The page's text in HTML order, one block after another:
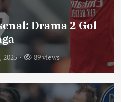
Drama 2 Gol
2025 89 views